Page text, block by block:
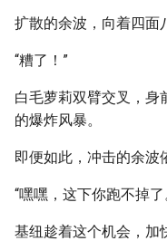
扩散的余波，向着四面
“糟了！”
白毛萝莉双臂交叉，身
的爆炸风暴。
即便如此，冲击的余波
“嘿嘿，这下你跑不掉了
基纽趁着这个机会，加